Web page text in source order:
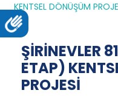
KENTSEL DÖNÜŞÜM
ŞİRİNEVLER
ETAP)
PROJESİ